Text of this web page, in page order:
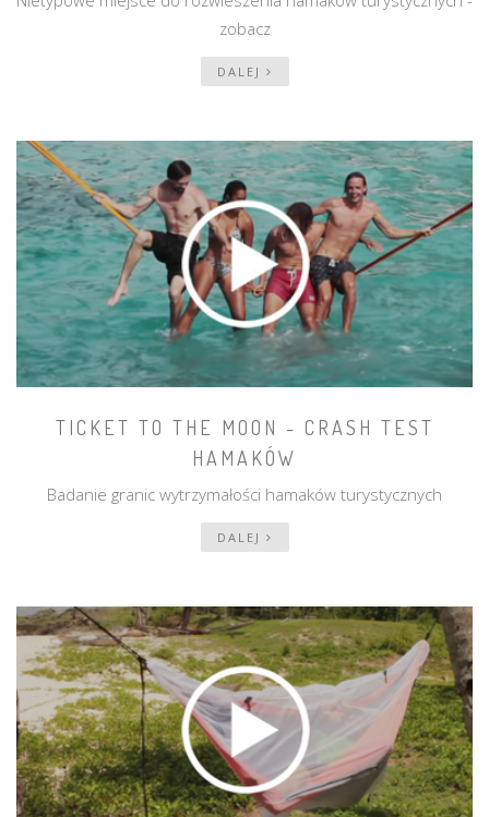
zobacz
DALEJ
TICKET TO THE MOON - CRASH TEST
HAMAKÓW
Badanie granic wytrzymałości hamaków turystycznych
DALEJ